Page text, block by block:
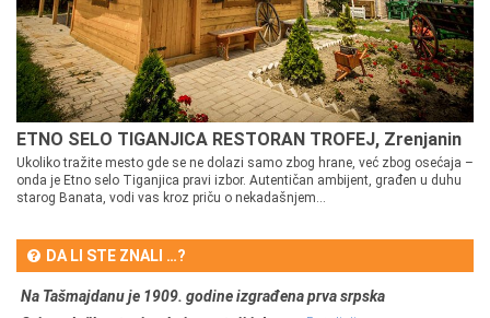
ETNO SELO TIGANJICA RESTORAN TROFEJ, Zrenjanin
Ukoliko tražite mesto gde se ne dolazi samo zbog hrane, već zbog osećaja –
onda je Etno selo Tiganjica pravi izbor. Autentičan ambijent, građen u duhu
starog Banata, vodi vas kroz priču o nekadašnjem...
DA LI STE ZNALI …?
Na Tašmajdanu je 1909. godine izgrađena prva srpska